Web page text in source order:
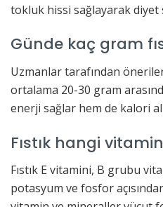
tokluk hissi sağlayarak
Günde kaç gram
Uzmanlar tarafından
ortalama 20-30 gram
enerji sağlar hem de kalori
Fıstık hangi
Fıstık E vitamini, B grubu
potasyum ve fosfor